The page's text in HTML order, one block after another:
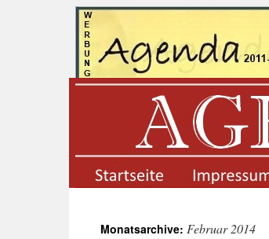
Monatsarchive: Februar 2014